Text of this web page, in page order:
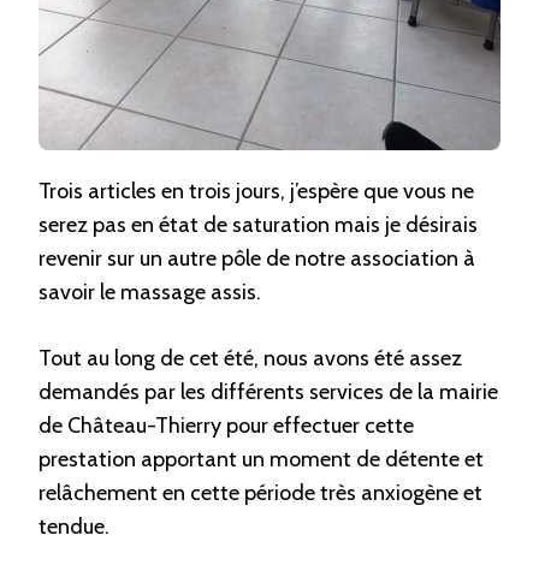
Trois articles en trois jours, j’espère que vous ne
serez pas en état de saturation mais je désirais
revenir sur un autre pôle de notre association à
savoir le massage assis.
Tout au long de cet été, nous avons été assez
demandés par les différents services de la mairie
de Château-Thierry pour effectuer cette
prestation apportant un moment de détente et
relâchement en cette période très anxiogène et
tendue.